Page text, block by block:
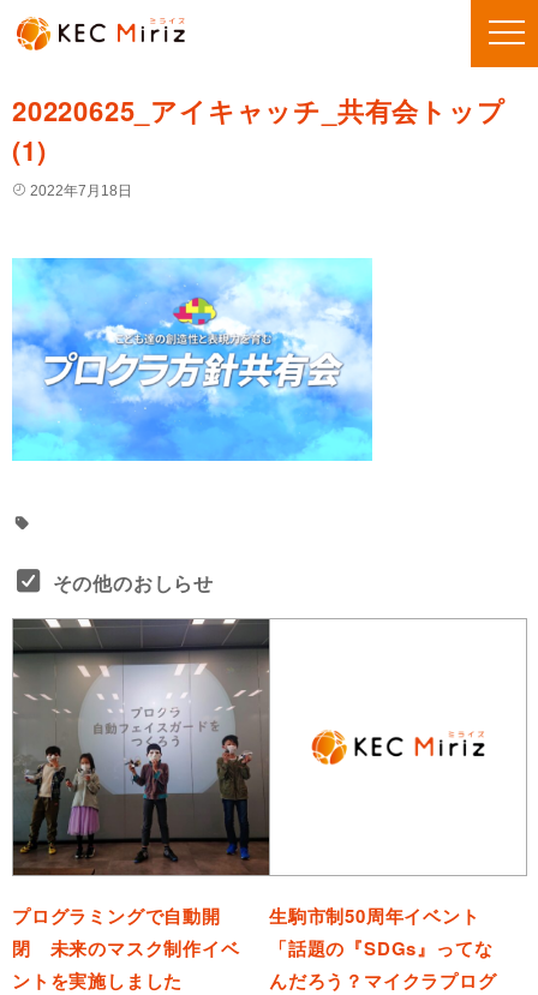
20220625_アイキャッチ_共有会トップ
(1)
2022年7月18日
その他のおしらせ
プログラミングで自動開
閉 未来のマスク制作イベ
ントを実施しました
生駒市制50周年イベント
「話題の『SDGs』ってな
んだろう？マイクラプログ